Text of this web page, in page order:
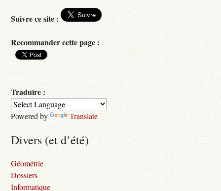
Suivre ce site :
Recommander cette page :
Traduire :
Powered by Translate
Divers (et d’été)
Géométrie
Dossiers
Informatique